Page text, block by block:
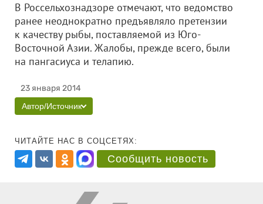
В Россельхознадзоре отмечают, что ведомство
ранее неоднократно предъявляло претензии
к качеству рыбы, поставляемой из Юго-
Восточной Азии. Жалобы, прежде всего, были
на пангасиуса и телапию.
23 января 2014
Автор/Источник
ЧИТАЙТЕ НАС В СОЦСЕТЯХ:
Сообщить новость